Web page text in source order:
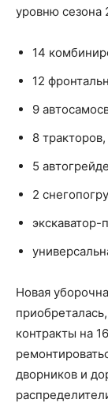
уровню сезона
14
12
9
8 тракторов,
5
2
экскаватор-
Новая
контракты на
дворников и